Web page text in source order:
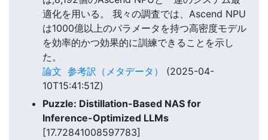
適化を用いる。 我々の調査では、Ascend NPU
は1000億以上のパラメータを持つ高密度モデル
を効率的かつ効果的に訓練できることを示し
た。
論文 参考訳（メタデータ）
(2025-04-
10T15:41:51Z)
Puzzle: Distillation-Based NAS for
Inference-Optimized LLMs
[17.72841008597783]